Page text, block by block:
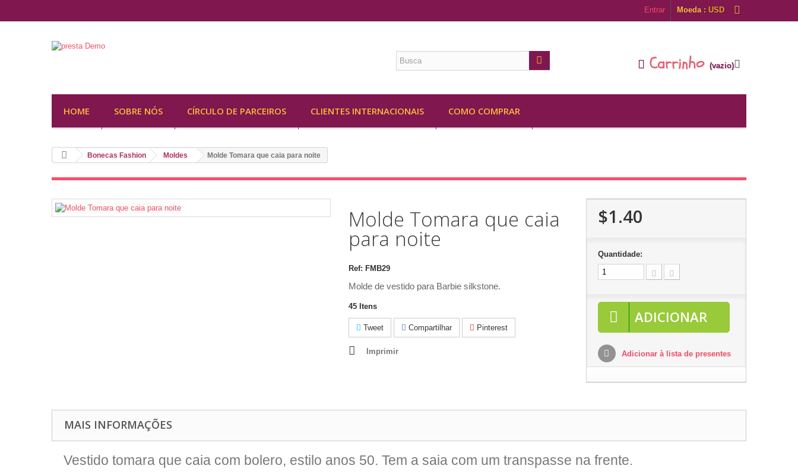
Moeda : USD
Entrar
Carrinho (vazio)
HOME SOBRE NÓS CÍRCULO DE PARCEIROS CLIENTES INTERNACIONAIS COMO COMPRAR
Bonecas Fashion Moldes Molde Tomara que caia para noite
Molde Tomara que caia
para noite
Ref: FMB29
Molde de vestido para Barbie silkstone.
45 Itens
Tweet Compartilhar Pinterest
Imprimir
$1.40
Quantidade:
ADICIONAR
Adicionar à lista de presentes
MAIS INFORMAÇÕES
Vestido tomara que caia com bolero, estilo anos 50. Tem a saia com um transpasse na frente.